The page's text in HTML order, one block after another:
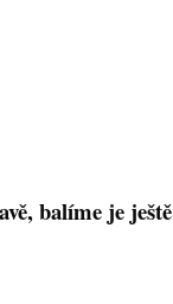
balíme je ještě